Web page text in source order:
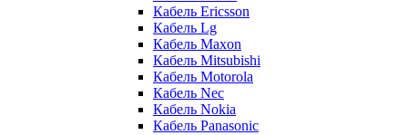
Кабель Ericsson
Кабель Lg
Кабель Maxon
Кабель Mitsubishi
Кабель Motorola
Кабель Nec
Кабель Nokia
Кабель Panasonic